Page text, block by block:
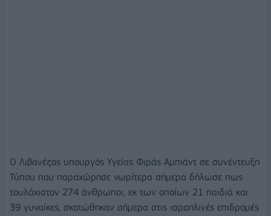
Ο Λιβανέζος υπουργός Υγείας Φιράς Αμπιάντ σε συνέντευξη
Τύπου που παραχώρησε νωρίτερα σήμερα δήλωσε πως
τουλάχιστον 274 άνθρωποι, εκ των οποίων 21 παιδιά και
39 γυναίκες, σκοτώθηκαν σήμερα στις ισραηλινές επιδρομές